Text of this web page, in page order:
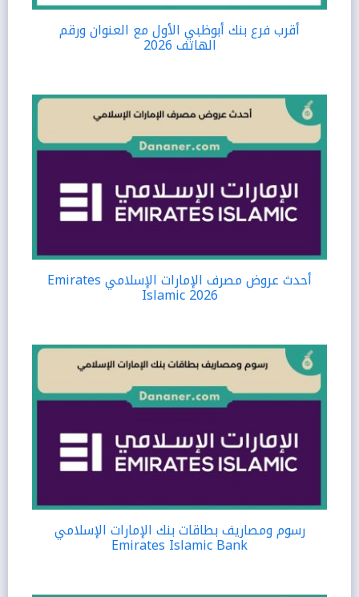
أقرب فرع بنك أبوظبي الأول مع العنوان ورقم
الهاتف 2026
أحدث عروض مصرف الإمارات الإسلامي Emirates
Islamic 2026
رسوم ومصاريف بطاقات بنك الإمارات الإسلامي
Emirates Islamic Bank